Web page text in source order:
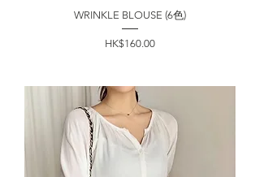
WRINKLE BLOUSE (6色)
價格
HK$160.00